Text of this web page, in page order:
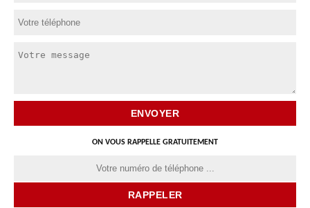
ON VOUS RAPPELLE GRATUITEMENT